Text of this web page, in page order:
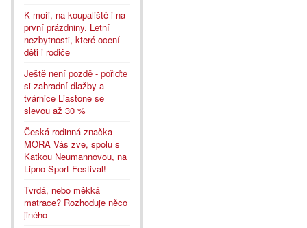
K moři, na koupaliště i na
první prázdniny. Letní
nezbytnosti, které ocení
děti i rodiče
Ještě není pozdě - pořiďte
si zahradní dlažby a
tvárnice Liastone se
slevou až 30 %
Česká rodinná značka
MORA Vás zve, spolu s
Katkou Neumannovou, na
Lipno Sport Festival!
Tvrdá, nebo měkká
matrace? Rozhoduje něco
jiného